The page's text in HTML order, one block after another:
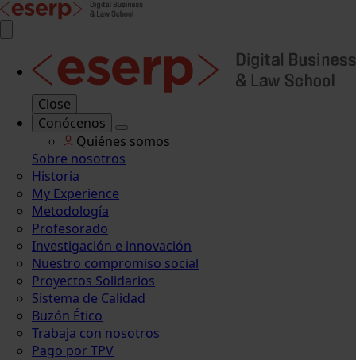
Close
Conócenos
Quiénes somos
Sobre nosotros
Historia
My Experience
Metodología
Profesorado
Investigación e innovación
Nuestro compromiso social
Proyectos Solidarios
Sistema de Calidad
Buzón Ético
Trabaja con nosotros
Pago por TPV